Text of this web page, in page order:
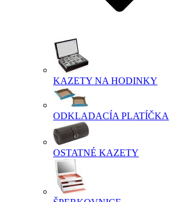
KAZETY NA HODINKY
ODKLADACÍA PLATÍČKA
OSTATNÉ KAZETY